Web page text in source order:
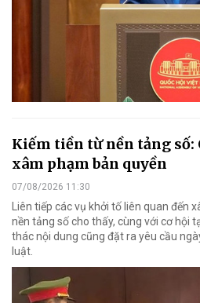
Kiếm tiền từ nền tảng số:
xâm phạm bản quyền
07/08/2026 11:30
Liên tiếp các vụ khởi tố liên quan đến
nền tảng số cho thấy, cùng với cơ hội
thác nội dung cũng đặt ra yêu cầu
luật.